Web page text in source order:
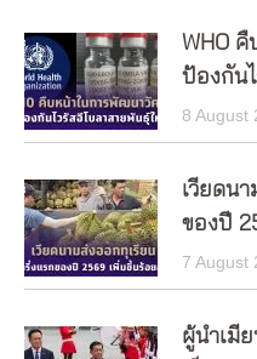
WHO
ป้องกัน
8 August
เวียดน
ของปี
7 August
ผู้นำเมี